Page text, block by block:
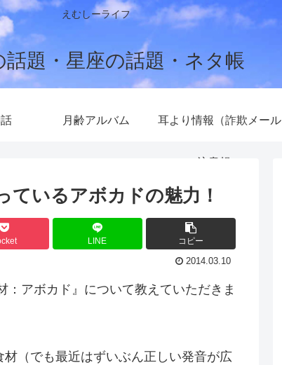
えむしーライフ
話題・星座の話題・ネタ帳
月齢アルバム 耳より情報（詐欺メール
注意報）
ているアボカドの魅力！
LINE コピー
2014.03.10
アボカド』について教えていただきま
（でも最近はずいぶん正しい発音が広